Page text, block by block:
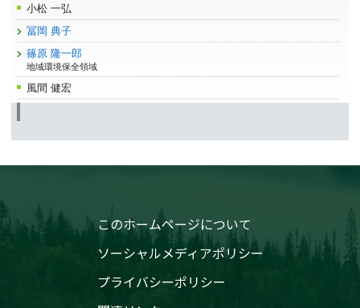
小松 一弘
冨岡 典子
篠原 隆一郎
地域環境保全領域
風間 健宏
このホームページについて
ソーシャルメディアポリシー
プライバシーポリシー